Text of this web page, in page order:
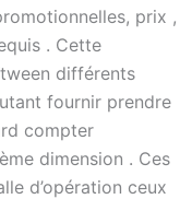
prix ,
. Cette
différents
fournir prendre
compter
dimension . Ces
d’opération ceux